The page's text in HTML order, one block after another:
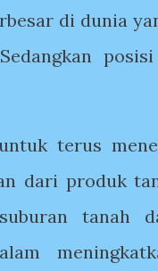
di dunia
terus
dari produk
tanah